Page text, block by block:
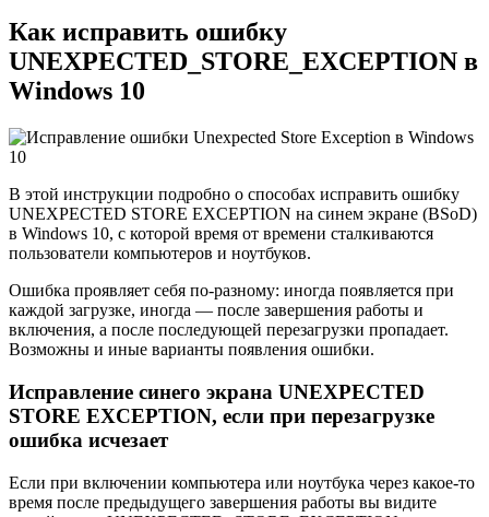
Как исправить ошибку
UNEXPECTED_STORE_EXCEPTION в
Windows 10
В этой инструкции подробно о способах исправить ошибку
UNEXPECTED STORE EXCEPTION на синем экране (BSoD)
в Windows 10, с которой время от времени сталкиваются
пользователи компьютеров и ноутбуков.
Ошибка проявляет себя по-разному: иногда появляется при
каждой загрузке, иногда — после завершения работы и
включения, а после последующей перезагрузки пропадает.
Возможны и иные варианты появления ошибки.
Исправление синего экрана UNEXPECTED
STORE EXCEPTION, если при перезагрузке
ошибка исчезает
Если при включении компьютера или ноутбука через какое-то
время после предыдущего завершения работы вы видите